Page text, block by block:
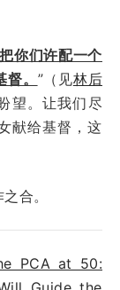
你们许配一个
。 ”（见林后
望。让我们尽
献给基督，这
合。
PCA at 50: